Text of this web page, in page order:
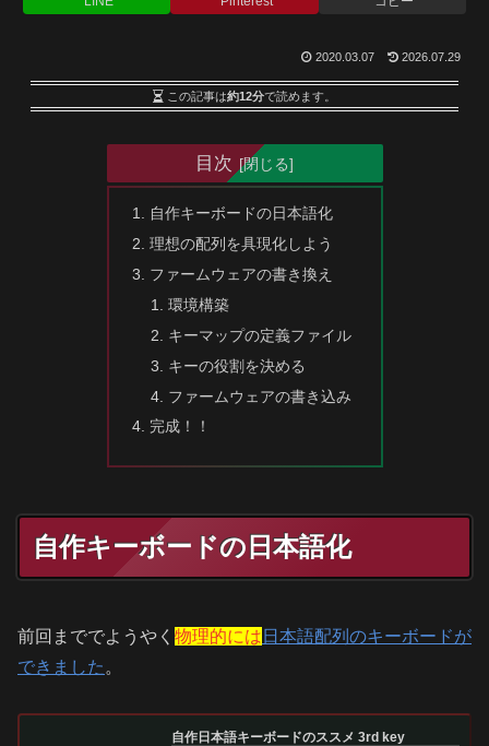
2020.03.07 2026.07.29
この記事は約12分で読めます。
目次
自作キーボードの日本語化
理想の配列を具現化しよう
ファームウェアの書き換え
環境構築
キーマップの定義ファイル
キーの役割を決める
ファームウェアの書き込み
完成！！
自作キーボードの日本語化
前回まででようやく 物理的には 日本語配列のキーボードが
できました 。
自作日本語キーボードのススメ 3rd key